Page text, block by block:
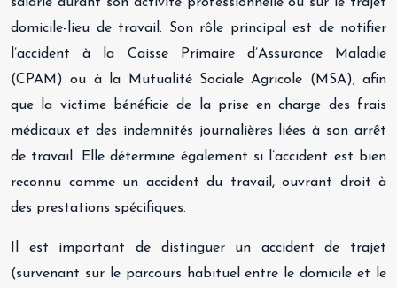
domicile-lieu de travail. Son rôle principal est de notifier
l’accident à la Caisse Primaire d’Assurance Maladie
(CPAM) ou à la Mutualité Sociale Agricole (MSA), afin
que la victime bénéficie de la prise en charge des frais
médicaux et des indemnités journalières liées à son arrêt
de travail. Elle détermine également si l’accident est bien
reconnu comme un accident du travail, ouvrant droit à
des prestations spécifiques.
Il est important de distinguer un accident de trajet
(survenant sur le parcours habituel entre le domicile et le